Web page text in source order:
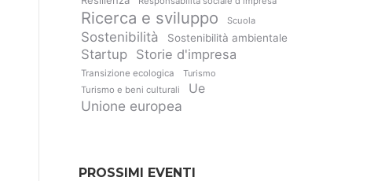
Ricerca e sviluppo Scuola
Sostenibilità Sostenibilità ambientale
Startup Storie d'impresa
Transizione ecologica
Turismo
Turismo e beni culturali
Ue
Unione europea
PROSSIMI EVENTI